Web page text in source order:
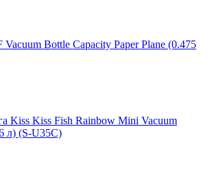
Bottle Capacity Paper Plane (0.475
Kiss Kiss Fish Rainbow Mini Vacuum
л) (S-U35C)